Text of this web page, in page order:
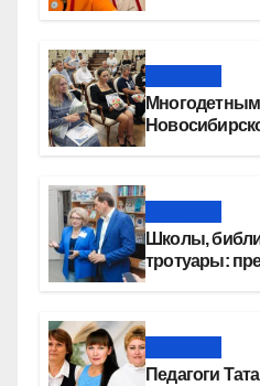
Школы,
тротуары:
Педагоги